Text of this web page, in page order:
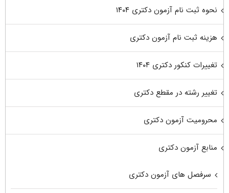
نحوه ثبت نام آزمون دکتری ۱۴۰۴
هزینه ثبت نام آزمون دکتری
تغییرات کنکور دکتری ۱۴۰۴
تغییر رشته در مقطع دکتری
محرومیت آزمون دکتری
منابع آزمون دکتری
سرفصل های آزمون دکتری